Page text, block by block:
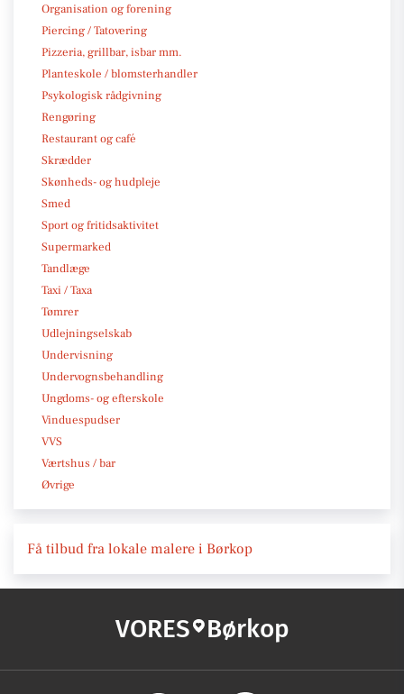
Organisation og forening
Piercing / Tatovering
Pizzeria, grillbar, isbar mm.
Planteskole / blomsterhandler
Psykologisk rådgivning
Rengøring
Restaurant og café
Skrædder
Skønheds- og hudpleje
Smed
Sport og fritidsaktivitet
Supermarked
Tandlæge
Taxi / Taxa
Tømrer
Udlejningselskab
Undervisning
Undervognsbehandling
Ungdoms- og efterskole
Vinduespudser
VVS
Værtshus / bar
Øvrige
Få tilbud fra lokale malere i Børkop
VORES Børkop